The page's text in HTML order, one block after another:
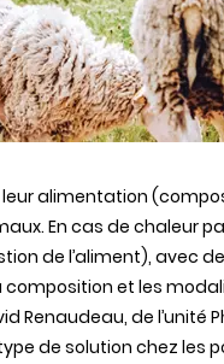
alimentation
En cas de chaleur
de l’aliment), avec
et les
Renaudeau, de
de solution chez les